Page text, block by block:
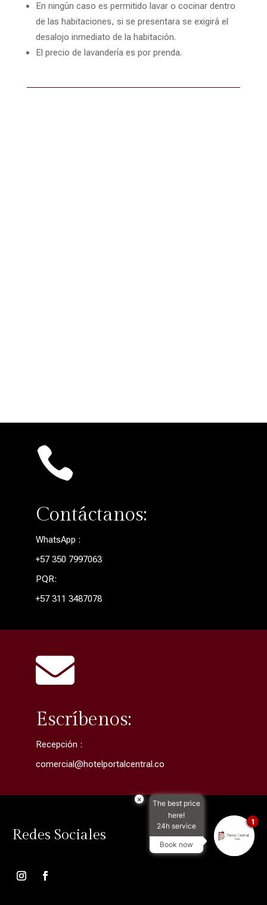
En ningún caso es permitido lavar o cocinar dentro
de las habitaciones, si se presentara se exigirá el
desalojo inmediato de la habitación.
El precio de lavandería es por prenda.

Contáctanos:
WhatsApp :
+57 350 7997063
PQR:
+57 311 3487078

Escríbenos:
Recepción :
comercial@hotelportalcentral.co
Redes Sociales
×
The best price
here!
24h service
Book now
1